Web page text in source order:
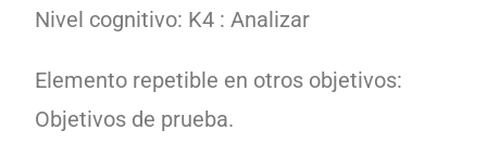
Nivel cognitivo: K4 : Analizar
Elemento repetible en otros objetivos:
Objetivos de prueba.